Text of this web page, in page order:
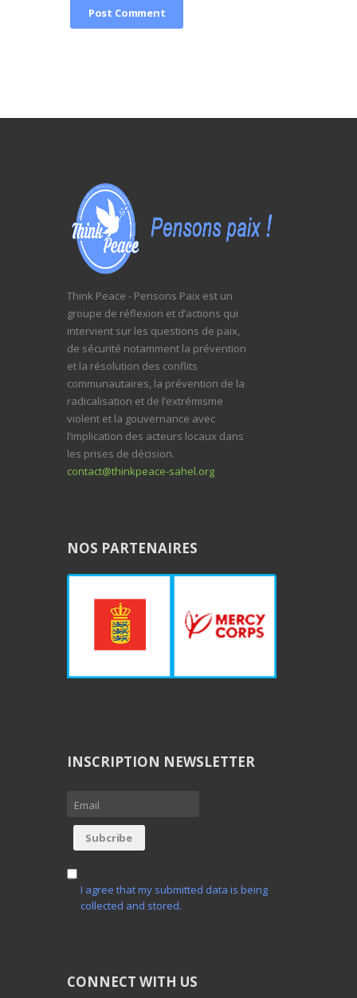
Think Peace - Pensons Paix est un
groupe de réflexion et d’actions qui
intervient sur les questions de paix,
de sécurité notamment la prévention
et la résolution des conflits
communautaires, la prévention de la
radicalisation et de l’extrémisme
violent et la gouvernance avec
l’implication des acteurs locaux dans
les prises de décision.
contact@thinkpeace-sahel.org
NOS PARTENAIRES
INSCRIPTION NEWSLETTER
I agree that my submitted data is being
collected and stored.
CONNECT WITH US